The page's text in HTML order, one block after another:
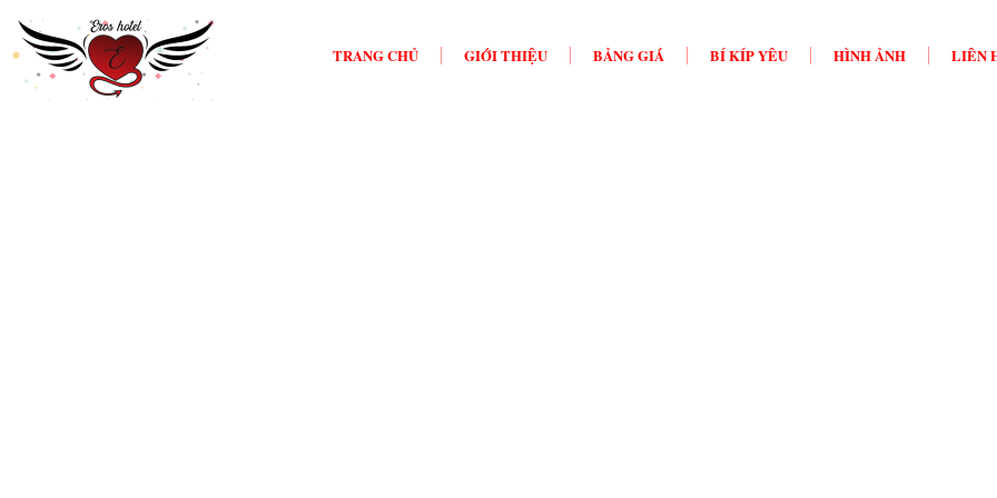
TRANG CHỦ GIỚI THIỆU BẢNG GIÁ BÍ KÍP YÊU HÌNH ẢNH LIÊN